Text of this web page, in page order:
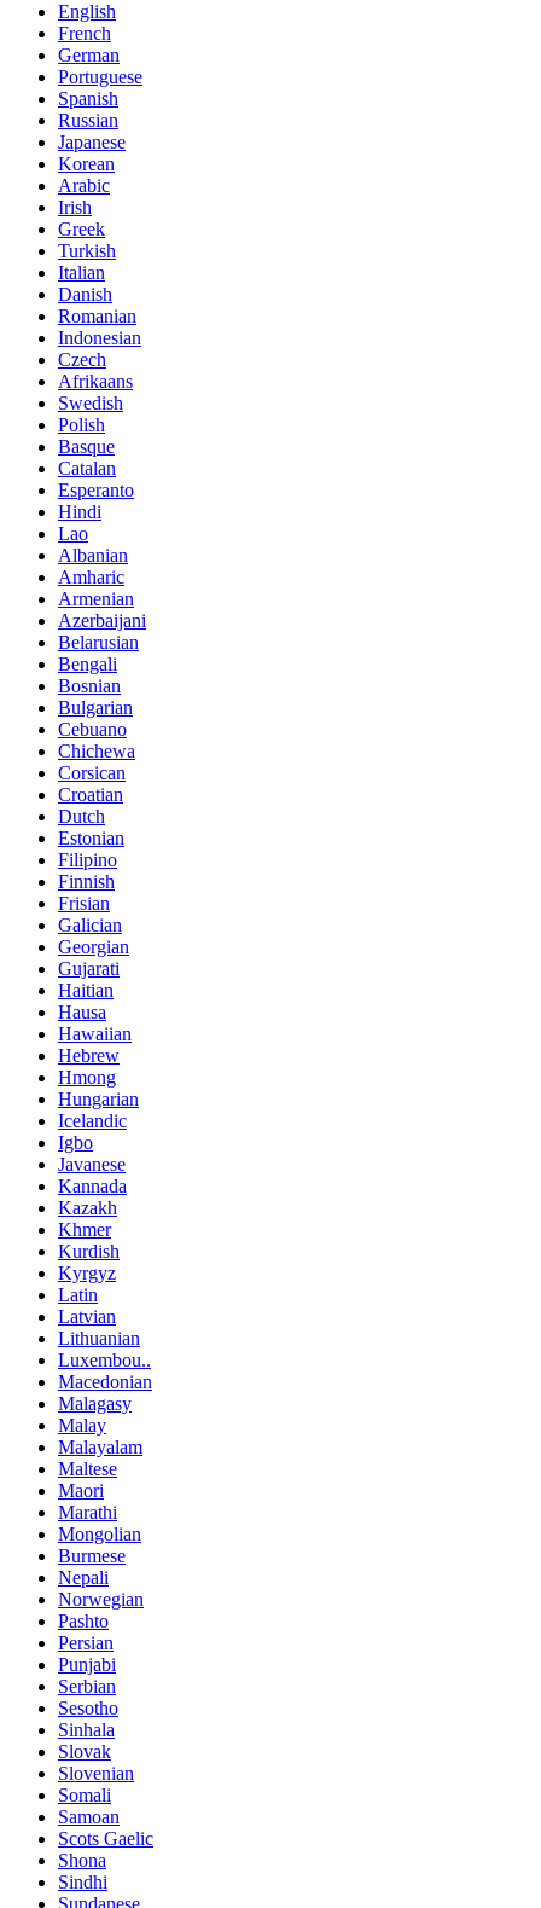
English
French
German
Portuguese
Spanish
Russian
Japanese
Korean
Arabic
Irish
Greek
Turkish
Italian
Danish
Romanian
Indonesian
Czech
Afrikaans
Swedish
Polish
Basque
Catalan
Esperanto
Hindi
Lao
Albanian
Amharic
Armenian
Azerbaijani
Belarusian
Bengali
Bosnian
Bulgarian
Cebuano
Chichewa
Corsican
Croatian
Dutch
Estonian
Filipino
Finnish
Frisian
Galician
Georgian
Gujarati
Haitian
Hausa
Hawaiian
Hebrew
Hmong
Hungarian
Icelandic
Igbo
Javanese
Kannada
Kazakh
Khmer
Kurdish
Kyrgyz
Latin
Latvian
Lithuanian
Luxembou..
Macedonian
Malagasy
Malay
Malayalam
Maltese
Maori
Marathi
Mongolian
Burmese
Nepali
Norwegian
Pashto
Persian
Punjabi
Serbian
Sesotho
Sinhala
Slovak
Slovenian
Somali
Samoan
Scots Gaelic
Shona
Sindhi